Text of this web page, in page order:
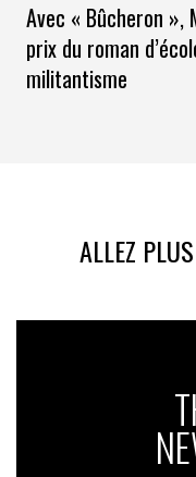
Avec « Bûcheron »,
prix du roman
militantisme
ALLEZ